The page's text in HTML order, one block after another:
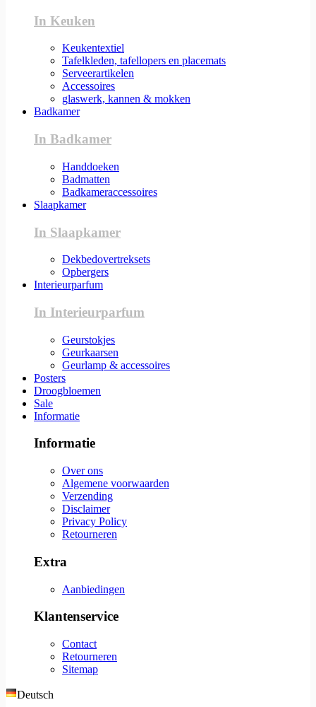
In Keuken
Keukentextiel
Tafelkleden, tafellopers en placemats
Serveerartikelen
Accessoires
glaswerk, kannen & mokken
Badkamer
In Badkamer
Handdoeken
Badmatten
Badkameraccessoires
Slaapkamer
In Slaapkamer
Dekbedovertreksets
Opbergers
Interieurparfum
In Interieurparfum
Geurstokjes
Geurkaarsen
Geurlamp & accessoires
Posters
Droogbloemen
Sale
Informatie
Informatie
Over ons
Algemene voorwaarden
Verzending
Disclaimer
Privacy Policy
Retourneren
Extra
Aanbiedingen
Klantenservice
Contact
Retourneren
Sitemap
Deutsch